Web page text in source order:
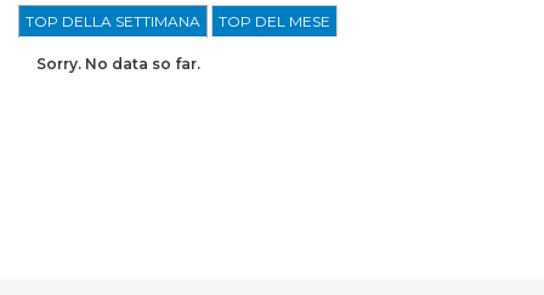
TOP DELLA SETTIMANA TOP DEL MESE
Sorry. No data so far.